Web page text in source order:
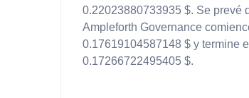
0.22023880733935 $. Se prevé
Ampleforth Governance
0.17619104587148 $ y termine
0.17266722495405 $.